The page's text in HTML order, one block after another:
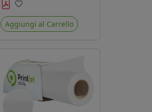
anni, certificato FR B1,
conforme al REACH, stampa
con ink solvente, ecosolvente,
Preferiti
Aggiungi al Carrello